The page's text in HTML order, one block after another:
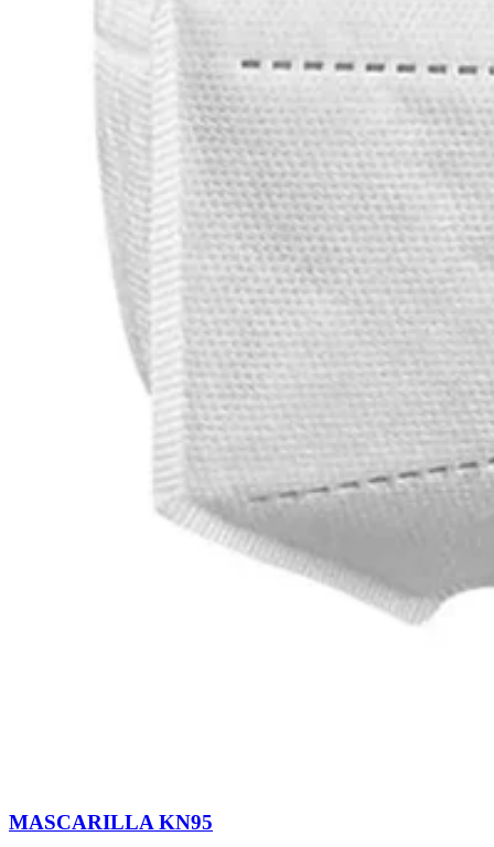
MASCARILLA KN95